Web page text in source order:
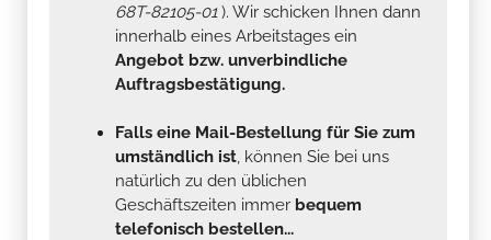
68T-82105-01). Wir schicken Ihnen dann
innerhalb eines Arbeitstages ein
Angebot bzw. unverbindliche
Auftragsbestätigung.
Falls eine Mail-Bestellung für Sie zum
umständlich ist, können Sie bei uns
natürlich zu den üblichen
Geschäftszeiten immer bequem
telefonisch bestellen...